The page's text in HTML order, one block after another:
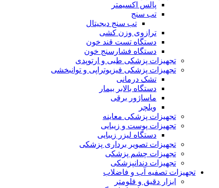
پالس اکسیمتر
تب سنج
تب سنج دیجیتال
ترازوی وزن کشی
دستگاه تست قند خون
دستگاه فشارسنج خون
تجهیزات پزشکی طبی و ارتوپدی
تجهیزات پزشکی فیزیوتراپی و توانبخشی
تشک درمانی
دستگاه بالابر بیمار
ماساژور برقی
ویلچر
تجهیزات پزشکی معاینه
تجهیزات پوست و زیبایی
دستگاه لیزر زیبایی
تجهیزات تصویر برداری پزشکی
تجهیزات چشم پزشکی
تجهیزات دندانپزشکی
تجهیزات تصفیه آب و فاضلاب
ابزار دقیق و فلومتر